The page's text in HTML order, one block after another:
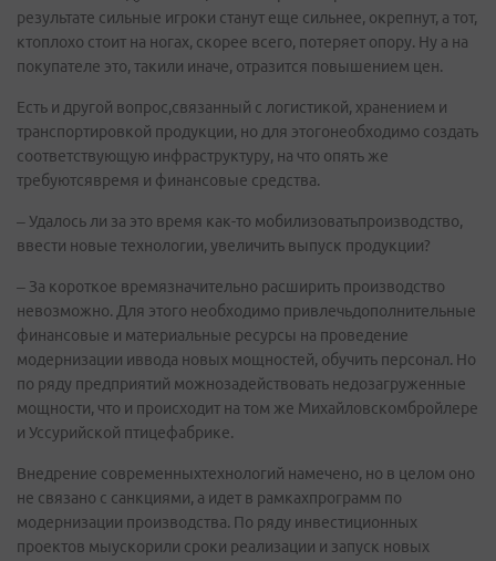
результате сильные игроки станут еще сильнее, окрепнут, а тот,
ктоплохо стоит на ногах, скорее всего, потеряет опору. Ну а на
покупателе это, такили иначе, отразится повышением цен.
Есть и другой вопрос,связанный с логистикой, хранением и
транспортировкой продукции, но для этогонеобходимо создать
соответствующую инфраструктуру, на что опять же
требуютсявремя и финансовые средства.
– Удалось ли за это время как-то мобилизоватьпроизводство,
ввести новые технологии, увеличить выпуск продукции?
– За короткое времязначительно расширить производство
невозможно. Для этого необходимо привлечьдополнительные
финансовые и материальные ресурсы на проведение
модернизации иввода новых мощностей, обучить персонал. Но
по ряду предприятий можнозадействовать недозагруженные
мощности, что и происходит на том же Михайловскомбройлере
и Уссурийской птицефабрике.
Внедрение современныхтехнологий намечено, но в целом оно
не связано с санкциями, а идет в рамкахпрограмм по
модернизации производства. По ряду инвестиционных
проектов мыускорили сроки реализации и запуск новых